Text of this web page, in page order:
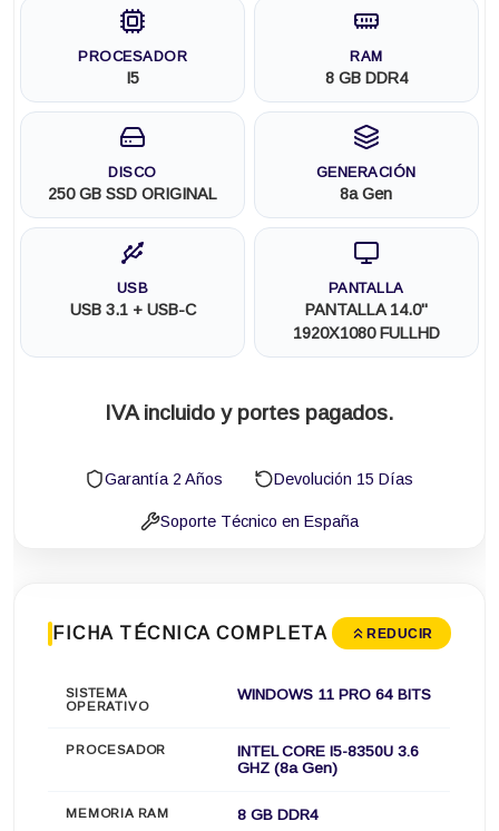
PROCESADOR
I5
RAM
8 GB DDR4
DISCO
250 GB SSD ORIGINAL
GENERACIÓN
8a Gen
USB
USB 3.1 + USB-C
PANTALLA
PANTALLA 14.0"
1920X1080 FULLHD
IVA incluido y portes pagados.
Garantía 2 Años Devolución 15 Días
Soporte Técnico en España
FICHA TÉCNICA COMPLETA REDUCIR
SISTEMA
OPERATIVO
WINDOWS 11 PRO 64 BITS
PROCESADOR
INTEL CORE I5-8350U 3.6
GHZ (8a Gen)
MEMORIA RAM 8 GB DDR4